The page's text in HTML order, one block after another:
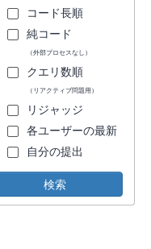
コード長順
純コード
（外部プロセスなし）
クエリ数順
（リアクティブ問題用）
リジャッジ
各ユーザーの最新
自分の提出